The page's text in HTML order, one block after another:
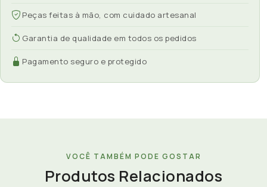
Peças feitas à mão, com cuidado artesanal
Garantia de qualidade em todos os pedidos
Pagamento seguro e protegido
VOCÊ TAMBÉM PODE GOSTAR
Produtos Relacionados